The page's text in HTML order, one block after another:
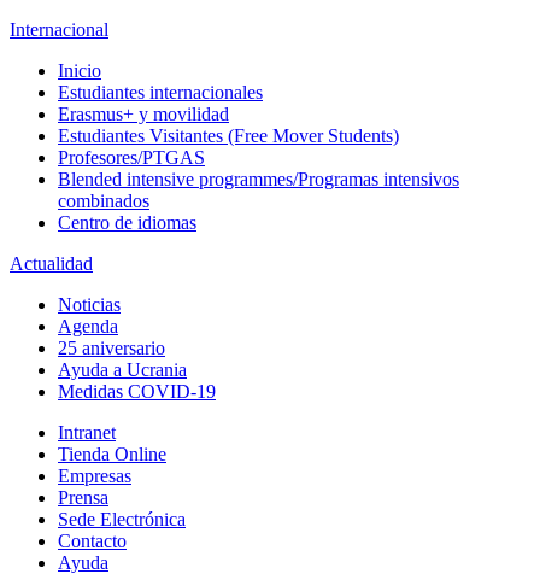
Internacional
Inicio
Estudiantes internacionales
Erasmus+ y movilidad
Estudiantes Visitantes (Free Mover Students)
Profesores/PTGAS
Blended intensive programmes/Programas intensivos
combinados
Centro de idiomas
Actualidad
Noticias
Agenda
25 aniversario
Ayuda a Ucrania
Medidas COVID-19
Intranet
Tienda Online
Empresas
Prensa
Sede Electrónica
Contacto
Ayuda